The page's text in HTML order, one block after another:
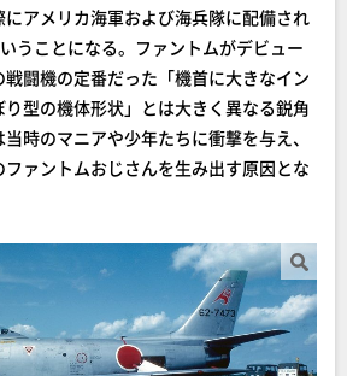
アメリカ海軍および海兵隊に配備され
うことになる。ファントムがデビュー
戦闘機の定番だった「機首に大きなイン
型の機体形状」とは大きく異なる鋭角
時のマニアや少年たちに衝撃を与え、
ァントムおじさんを生み出す原因とな